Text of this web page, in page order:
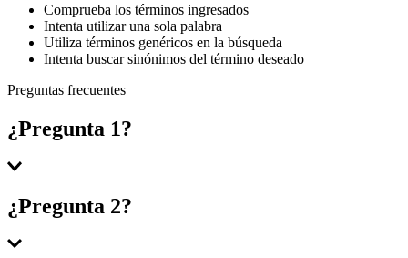
Comprueba los términos ingresados
Intenta utilizar una sola palabra
Utiliza términos genéricos en la búsqueda
Intenta buscar sinónimos del término deseado
Preguntas frecuentes
¿Pregunta 1?
Respuesta 1
¿Pregunta 2?